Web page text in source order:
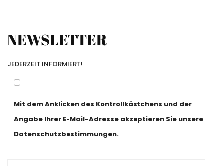
NEWSLETTER
JEDERZEIT INFORMIERT!
Mit dem Anklicken des Kontrollkästchens und der
Angabe Ihrer E-Mail-Adresse akzeptieren Sie unsere
Datenschutzbestimmungen.